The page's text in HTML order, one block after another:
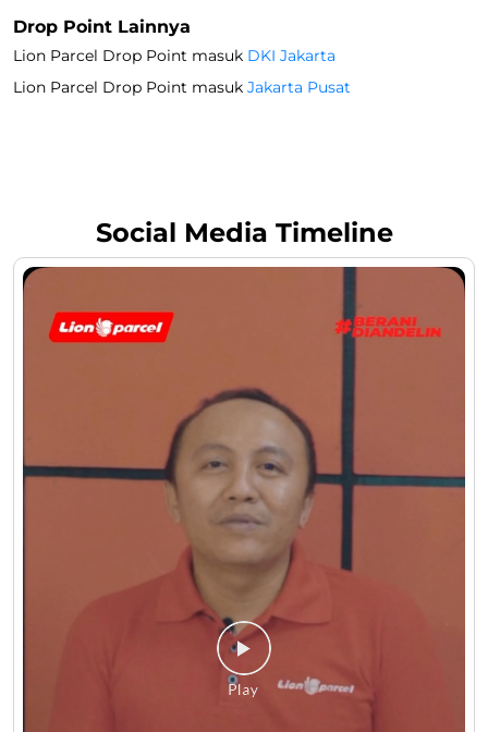
Drop Point Lainnya
Lion Parcel Drop Point masuk DKI Jakarta
Lion Parcel Drop Point masuk Jakarta Pusat
Social Media Timeline